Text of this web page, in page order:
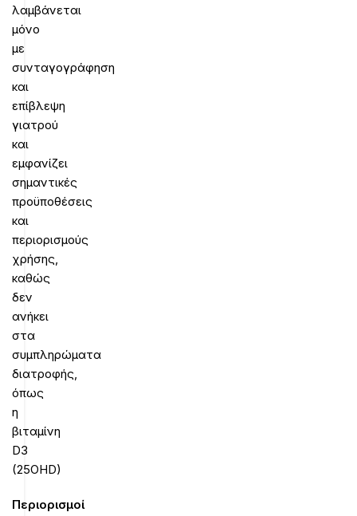
λαμβάνεται
μόνο
με
συνταγογράφηση
και
επίβλεψη
γιατρού
και
εμφανίζει
σημαντικές
προϋποθέσεις
και
περιορισμούς
χρήσης,
καθώς
δεν
ανήκει
στα
συμπληρώματα
διατροφής,
όπως
η
βιταμίνη
D3
(25OHD)
Περιορισμοί